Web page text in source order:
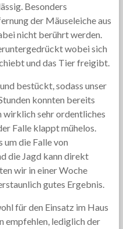
Besonders
der Mäuseleiche aus
nicht berührt werden.
wobei sich
und das Tier freigibt.
bestückt, sodass unser
konnten bereits
wirklich sehr ordentliches
Falle klappt mühelos.
um die Falle von
die Jagd kann direkt
wir in einer Woche
gutes Ergebnis.
für den Einsatz im Haus
empfehlen, lediglich der